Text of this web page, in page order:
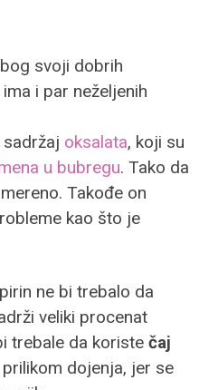
svoji dobrih
i par neželjenih
oksalata, koji su
u bubregu. Tako da
Takođe on
kao što je
ne bi trebalo da
veliki procenat
trebale da koriste čaj
dojenja, jer se